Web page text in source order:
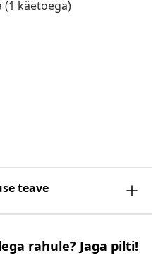
(1 käetoega)
teave
rahule? Jaga pilti!